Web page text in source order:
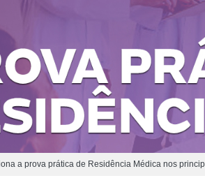
a prova prática de Residência Médica nos